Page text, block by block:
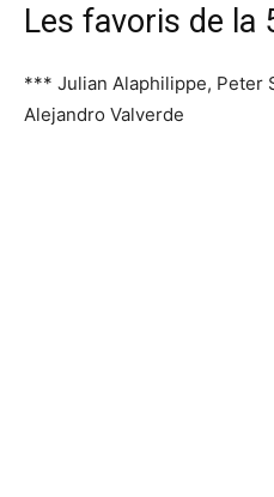
Les favoris de la
*** Julian Alaphilippe, Peter
Alejandro Valverde